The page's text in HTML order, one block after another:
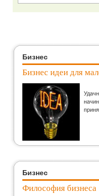
Бизнес
Бизнес идеи для
Бизнес
Философия бизнеса